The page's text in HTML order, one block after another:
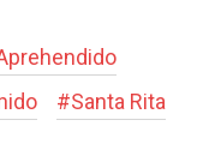
#Santa Rita